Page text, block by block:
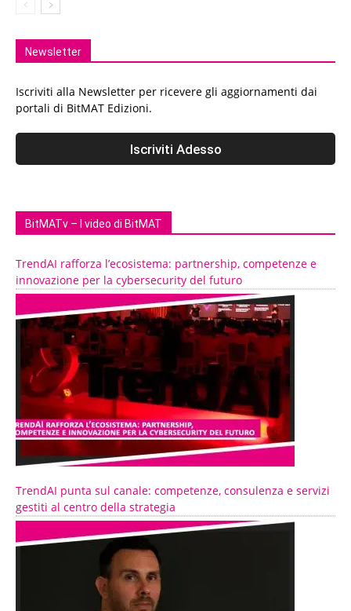
Newsletter
Iscriviti alla Newsletter per ricevere gli aggiornamenti dai
portali di BitMAT Edizioni.
BitMATv – I video di BitMAT
TrendAI rafforza l’ecosistema: partnership, competenze e
innovazione per la cybersecurity del futuro
TrendAI punta sul canale: competenze, consulenza e servizi
gestiti al centro della strategia